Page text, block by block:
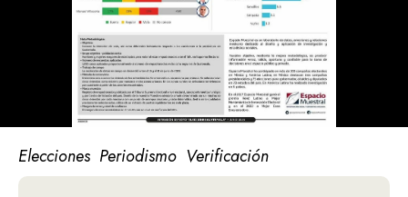
Elecciones Periodismo Verificación